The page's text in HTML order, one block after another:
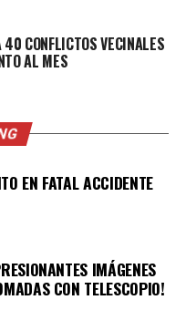
CONFLICTOS VECINALES
AL MES
EN FATAL ACCIDENTE
IMÁGENES
CON TELESCOPIO!